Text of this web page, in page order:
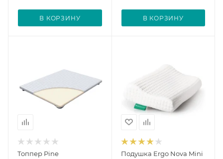
В КОРЗИНУ В КОРЗИНУ
Топпер Pine
Подушка Ergo Nova Mini